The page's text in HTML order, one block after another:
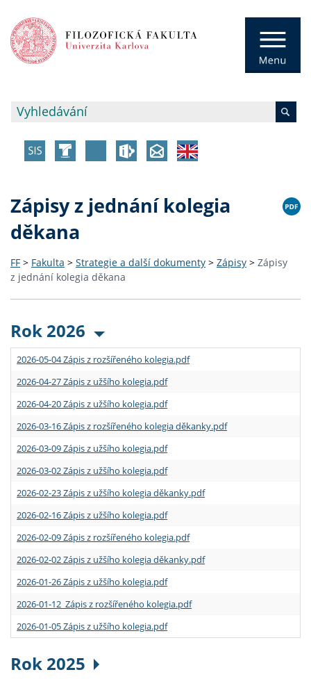
Zápisy z jednání kolegia
děkana
FF > Fakulta > Strategie a další dokumenty > Zápisy > Zápisy
z jednání kolegia děkana
Rok 2026
2026-05-04 Zápis z rozšířeného kolegia.pdf
2026-04-27 Zápis z užšího kolegia.pdf
2026-04-20 Zápis z užšího kolegia.pdf
2026-03-16 Zápis z rozšířeného kolegia děkanky.pdf
2026-03-09 Zápis z užšího kolegia.pdf
2026-03-02 Zápis z užšího kolegia.pdf
2026-02-23 Zápis z užšího kolegia děkanky.pdf
2026-02-16 Zápis z užšího kolegia.pdf
2026-02-09 Zápis z rozšířeného kolegia.pdf
2026-02-02 Zápis z užšího kolegia děkanky.pdf
2026-01-26 Zápis z užšího kolegia.pdf
2026-01-12 Zápis z rozšířeného kolegia.pdf
2026-01-05 Zápis z užšího kolegia.pdf
Rok 2025